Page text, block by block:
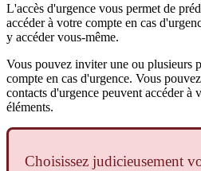
L'accès d'urgence vous permet de préd
accéder à votre compte en cas d'
y accéder vous-même.
Vous pouvez inviter une ou plusieurs
compte en cas d'urgence. Vous pouvez
contacts d'urgence peuvent accéder à
éléments.
Choisissez judicieusement